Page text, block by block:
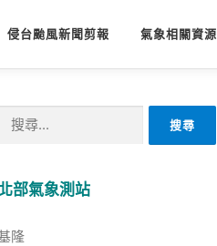
侵台颱風新聞剪報 氣象相關資源
鍵
:部氣象測站
隆